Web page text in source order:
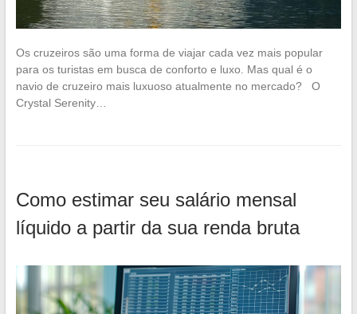
Os cruzeiros são uma forma de viajar cada vez mais popular
para os turistas em busca de conforto e luxo. Mas qual é o
navio de cruzeiro mais luxuoso atualmente no mercado? O
Crystal Serenity…
Como estimar seu salário mensal
líquido a partir da sua renda bruta